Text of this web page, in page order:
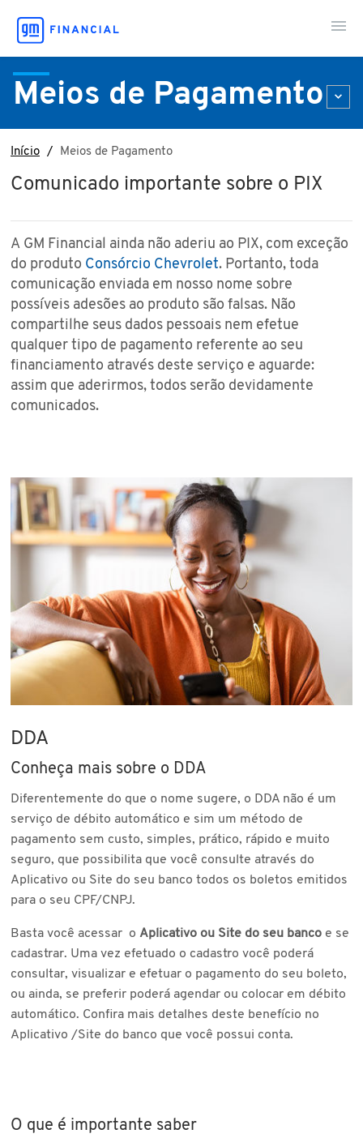
Fale Conosco
Minha Conta
Meu Consórcio
Meios de Pagamento
Início Meios de Pagamento
Comunicado importante sobre o PIX
A GM Financial ainda não aderiu ao PIX, com exceção
do produto Consórcio Chevrolet. Portanto, toda
comunicação enviada em nosso nome sobre
possíveis adesões ao produto são falsas. Não
compartilhe seus dados pessoais nem efetue
qualquer tipo de pagamento referente ao seu
financiamento através deste serviço e aguarde:
assim que aderirmos, todos serão devidamente
comunicados.
DDA
Conheça mais sobre o DDA
Diferentemente do que o nome sugere, o DDA não é um
serviço de débito automático e sim um método de
pagamento sem custo, simples, prático, rápido e muito
seguro, que possibilita que você consulte através do
Aplicativo ou Site do seu banco todos os boletos emitidos
para o seu CPF/CNPJ.
Basta você acessar o Aplicativo ou Site do seu banco e se
cadastrar. Uma vez efetuado o cadastro você poderá
consultar, visualizar e efetuar o pagamento do seu boleto,
ou ainda, se preferir poderá agendar ou colocar em débito
automático. Confira mais detalhes deste benefício no
Aplicativo /Site do banco que você possui conta.
O que é importante saber